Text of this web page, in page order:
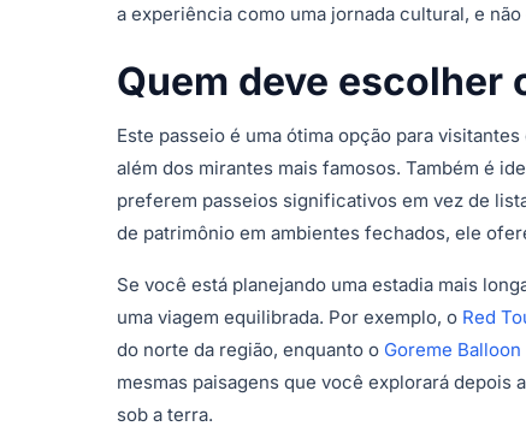
a experiência como uma jornada cultural, e
Quem deve escolher
Este passeio é uma ótima opção para
além dos mirantes mais famosos. Também é
preferem passeios significativos em vez de
de patrimônio em ambientes fechados, ele
Se você está planejando uma estadia mais
uma viagem equilibrada. Por exemplo, o Red
do norte da região, enquanto o Goreme
mesmas paisagens que você explorará depois
sob a terra.